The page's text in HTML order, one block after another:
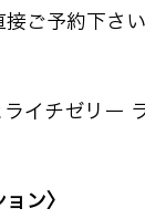
接ご予約下さ
イチゼリー
ン〉